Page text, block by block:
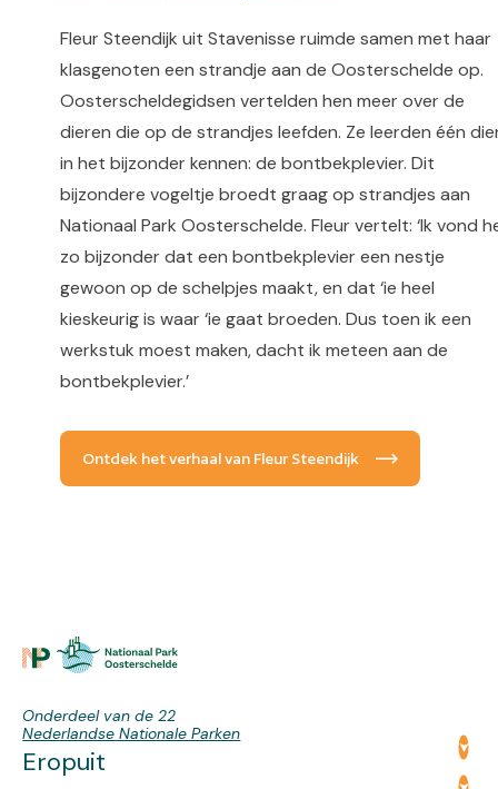
Fleur Steendijk uit Stavenisse ruimde samen met haar
klasgenoten een strandje aan de Oosterschelde op.
Oosterscheldegidsen vertelden hen meer over de
dieren die op de strandjes leefden. Ze leerden één
in het bijzonder kennen: de bontbekplevier. Dit
bijzondere vogeltje broedt graag op strandjes aan
Nationaal Park Oosterschelde. Fleur vertelt: ‘Ik vond
zo bijzonder dat een bontbekplevier een nestje
gewoon op de schelpjes maakt, en dat ‘ie heel
kieskeurig is waar ‘ie gaat broeden. Dus toen ik een
werkstuk moest maken, dacht ik meteen aan de
bontbekplevier.’
Ontdek het verhaal van Fleur Steendijk
Onderdeel van de 22
Nederlandse Nationale Parken
Eropuit